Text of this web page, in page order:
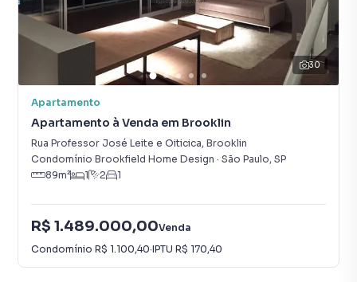
30
Apartamento
Apartamento à Venda em Brooklin
Rua Professor José Leite e Oiticica, Brooklin
Condomínio Brookfield Home Design · São Paulo, SP
89m² 1 2 1
R$ 1.489.000,00Venda
Condomínio R$ 1.100,40·IPTU R$ 170,40